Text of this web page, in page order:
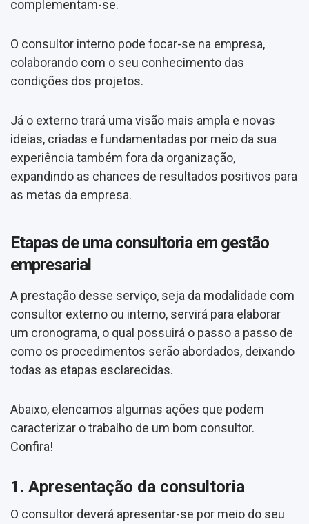
complementam-se.
O consultor interno pode focar-se na empresa,
colaborando com o seu conhecimento das
condições dos projetos.
Já o externo trará uma visão mais ampla e novas
ideias, criadas e fundamentadas por meio da sua
experiência também fora da organização,
expandindo as chances de resultados positivos para
as metas da empresa.
Etapas de uma consultoria em gestão
empresarial
A prestação desse serviço, seja da modalidade com
consultor externo ou interno, servirá para elaborar
um cronograma, o qual possuirá o passo a passo de
como os procedimentos serão abordados, deixando
todas as etapas esclarecidas.
Abaixo, elencamos algumas ações que podem
caracterizar o trabalho de um bom consultor.
Confira!
1. Apresentação da consultoria
O consultor deverá apresentar-se por meio do seu